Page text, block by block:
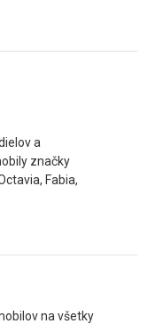
a
značky
Fabia,
na všetky